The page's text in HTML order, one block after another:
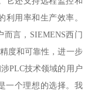
利用率和生产效率。
言，SIEMENS西门
度和可靠性，进一步
PLC技术领域的用户
一个理想的选择。我